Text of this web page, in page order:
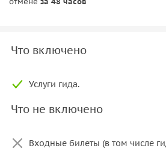
Что включено
Услуги гида.
Что не включено
Входные билеты (в том числе